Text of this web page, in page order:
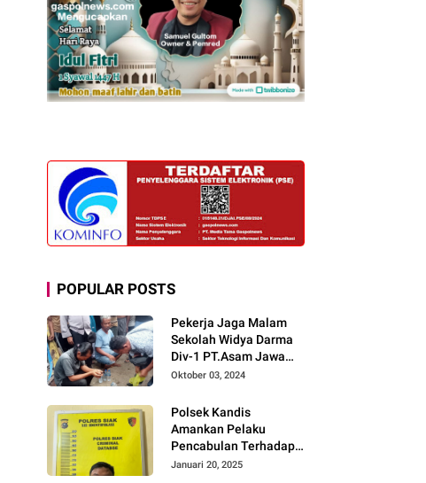
POPULAR POSTS
Pekerja Jaga Malam
Sekolah Widya Darma
Div-1 PT.Asam Jawa
Todongkan Senpi
Sumberjo
Oktober 03, 2024
Polsek Kandis
Amankan Pelaku
Pencabulan Terhadap
Dua Anak Kakak-
Januari 20, 2025